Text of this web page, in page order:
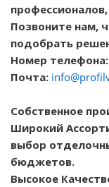
Позвоните нам,
подобрать
Номер телефона:
Почта:
Собственное
Широкий
выбор
бюджетов.
Высокое